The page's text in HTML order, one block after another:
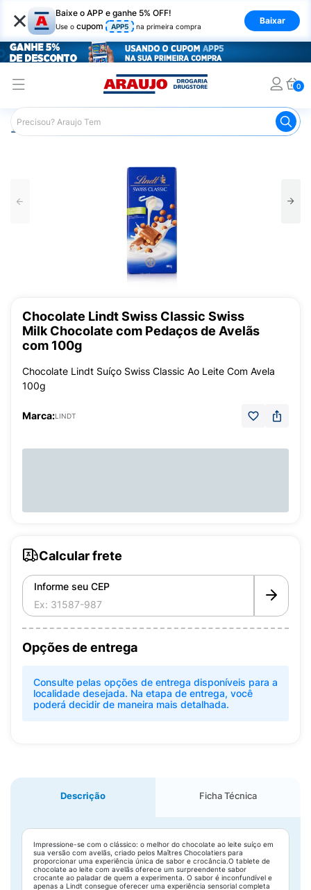
× Baixe o APP e ganhe 5% OFF!
Use o cupom APP5 na primeira compra
Baixar
0
Araujo Mercado Tablete de Chocolate
Chocolate Lindt Swiss Classic Swiss
Milk Chocolate com Pedaços de Avelãs
com 100g
Chocolate Lindt Suíço Swiss Classic Ao Leite Com Avela
100g
Marca:LINDT
Calcular frete
Informe seu CEP
Opções de entrega
Consulte pelas opções de entrega disponíveis para a
localidade desejada. Na etapa de entrega, você
poderá decidir de maneira mais detalhada.
Descrição Ficha Técnica
Impressione-se com o clássico: o melhor do chocolate ao leite suíço em
sua versão com avelãs, criado pelos Maîtres Chocolatiers para
proporcionar uma experiência única de sabor e crocância.O tablete de
chocolate ao leite com avelãs oferece um surpreendente sabor
crocante ao paladar de quem a experimenta. O sabor é inconfundível e
apenas a Lindt consegue oferecer uma experiência sensorial completa